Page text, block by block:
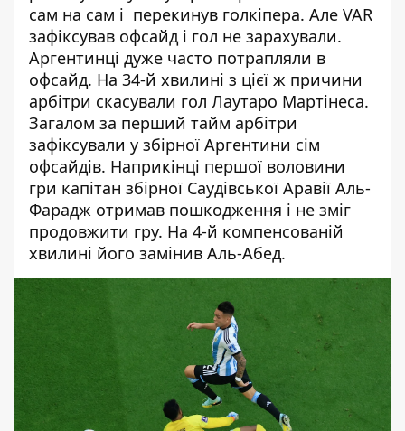
сам на сам і перекинув голкіпера. Але VAR
зафіксував офсайд і гол не зарахували.
Аргентинці дуже часто потрапляли в
офсайд. На 34-й хвилині з цієї ж причини
арбітри скасували гол Лаутаро Мартінеса.
Загалом за перший тайм арбітри
зафіксували у збірної Аргентини сім
офсайдів. Наприкінці першої воловини
гри капітан збірної Саудівської Аравії Аль-
Фарадж отримав пошкодження і не зміг
продовжити гру. На 4-й компенсованій
хвилині його замінив Аль-Абед.